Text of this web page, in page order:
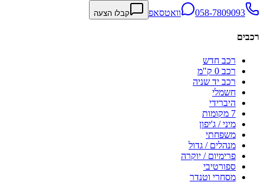
058-7809093 וואטסאפ קבלו הצעה
רכבים
רכב חדש
רכב 0 ק"מ
רכב יד שניה
חשמלי
היברידי
7 מקומות
מיני / ג'יפון
משפחתי
מנהלים / גדול
פרימיום / יוקרה
ספורטיבי
מסחרי וטנדר